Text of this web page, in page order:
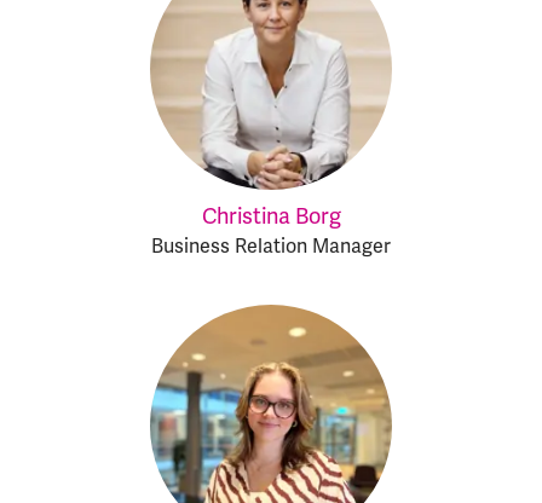
Christina Borg
Business Relation Manager